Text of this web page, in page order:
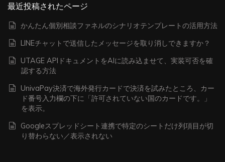
最近投稿されたページ
かんたん個別相談ファネルのシナリオテンプレートの活用方法
LINEチャットで送信したメッセージを取り消しできますか？
UTAGE APIドキュメントをAIに読み込ませて、実装可否を確
認する方法
UnivaPay決済で海外発行カードで決済を試みたところ、カー
ド番号入力欄の下に「許可されていない国のカードです。」
を表示。
Googleスプレッドシート連携で特定のシートだけ列項目が切
り替わらない／表示されない